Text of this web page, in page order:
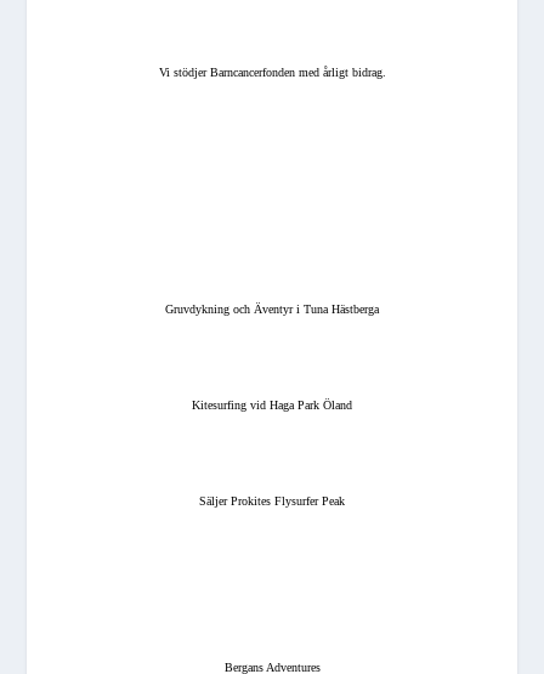
Vi stödjer Barncancerfonden med årligt bidrag.
Gruvdykning och Äventyr i Tuna Hästberga
Kitesurfing vid Haga Park Öland
Säljer Prokites Flysurfer Peak
Bergans Adventures